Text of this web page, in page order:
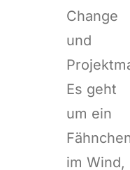
Change
und
Es geht
um ein
im Wind,